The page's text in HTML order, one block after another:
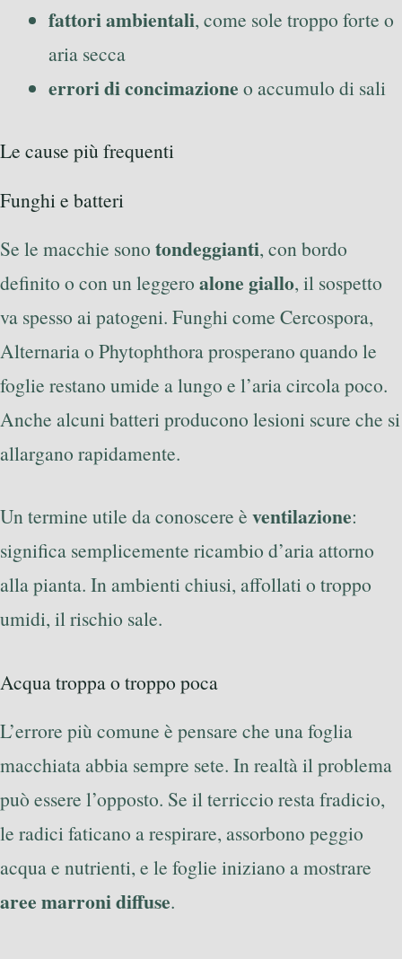
fattori ambientali, come sole troppo forte o
aria secca
errori di concimazione o accumulo di sali
Le cause più frequenti
Funghi e batteri
Se le macchie sono tondeggianti, con bordo
definito o con un leggero alone giallo, il sospetto
va spesso ai patogeni. Funghi come Cercospora,
Alternaria o Phytophthora prosperano quando le
foglie restano umide a lungo e l’aria circola poco.
Anche alcuni batteri producono lesioni scure che si
allargano rapidamente.
Un termine utile da conoscere è ventilazione:
significa semplicemente ricambio d’aria attorno
alla pianta. In ambienti chiusi, affollati o troppo
umidi, il rischio sale.
Acqua troppa o troppo poca
L’errore più comune è pensare che una foglia
macchiata abbia sempre sete. In realtà il problema
può essere l’opposto. Se il terriccio resta fradicio,
le radici faticano a respirare, assorbono peggio
acqua e nutrienti, e le foglie iniziano a mostrare
aree marroni diffuse.